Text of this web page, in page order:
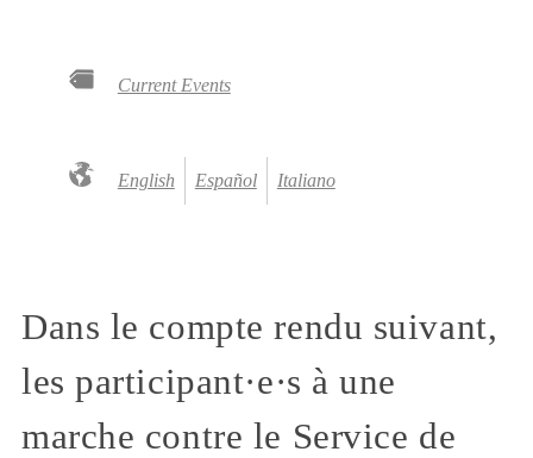
Current Events
English Español Italiano
Dans le compte rendu suivant,
les participant·e·s à une
marche contre le Service de